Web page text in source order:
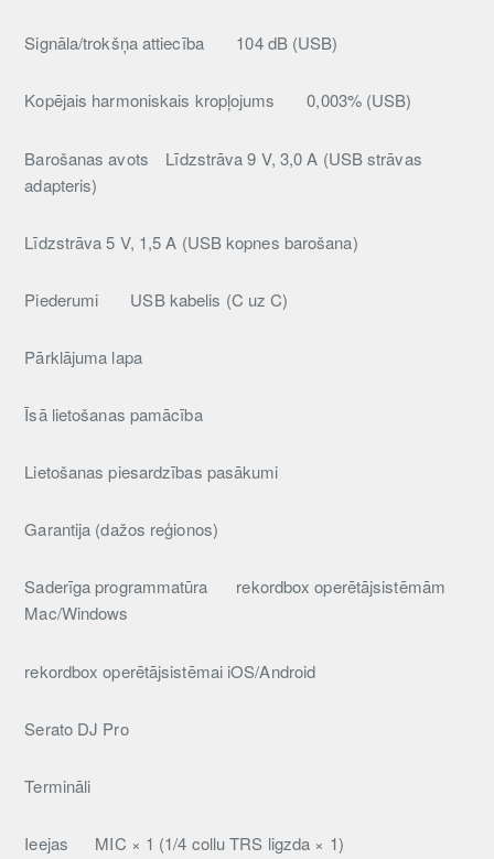
Signāla/trokšņa attiecība 104 dB (USB)
Kopējais harmoniskais kropļojums 0,003% (USB)
Barošanas avots
Līdzstrāva 9 V, 3,0 A (USB strāvas
adapteris)
Līdzstrāva 5 V, 1,5 A (USB kopnes barošana)
Piederumi USB kabelis (C uz C)
Pārklājuma lapa
Īsā lietošanas pamācība
Lietošanas piesardzības pasākumi
Garantija (dažos reģionos)
Saderīga programmatūra
rekordbox operētājsistēmām
Mac/Windows
rekordbox operētājsistēmai iOS/Android
Serato DJ Pro
Termināli
Ieejas MIC × 1 (1/4 collu TRS ligzda × 1)